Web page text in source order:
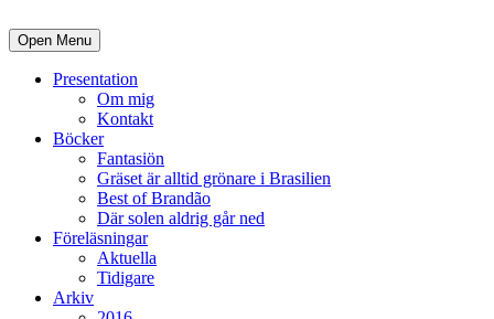
Open Menu
Presentation
Om mig
Kontakt
Böcker
Fantasiön
Gräset är alltid grönare i Brasilien
Best of Brandão
Där solen aldrig går ned
Föreläsningar
Aktuella
Tidigare
Arkiv